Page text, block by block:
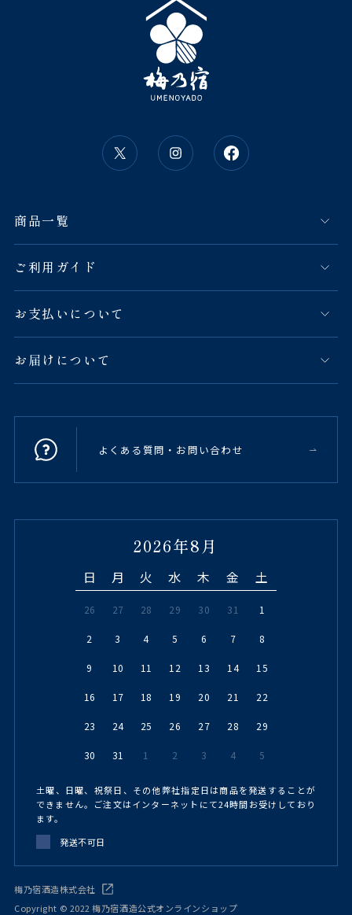
商品一覧
ご利用ガイド
お支払いについて
お届けについて
よくある質問・お問い合わせ
2026年8月
日 月 火 水 木 金 土
26 27 28 29 30 31 1
2 3 4 5 6 7 8
9 10 11 12 13 14 15
16 17 18 19 20 21 22
23 24 25 26 27 28 29
30 31 1 2 3 4 5
土曜、日曜、祝祭日、その他弊社指定日は商品を発送することが
できません。ご注文はインターネットにて24時間お受けしており
ます。
発送不可日
梅乃宿酒造株式会社
Copyright © 2022 梅乃宿酒造公式オンラインショップ